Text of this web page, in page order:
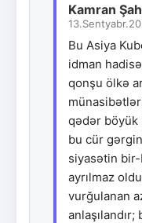
Kamran
Bu Asiya
idman
qonşu ölkə
qədər böyük
bu cür
siyasətin
ayrılmaz
vurğulanan